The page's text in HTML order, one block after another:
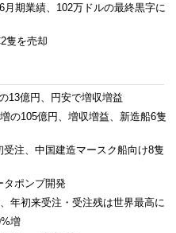
期業績、102万ドルの最終黒字に
隻を売却
13億円、円安で増収増益
の105億円、増収増益、新造船6隻
注、中国建造マースク船向け8隻
タポンプ開発
年初来受注・受注残は世界最高に
増